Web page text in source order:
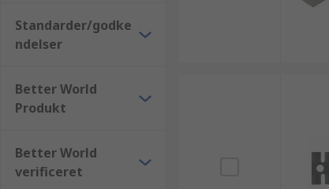
Standarder/godke
ndelser
Better World
Produkt
Better World
verificeret